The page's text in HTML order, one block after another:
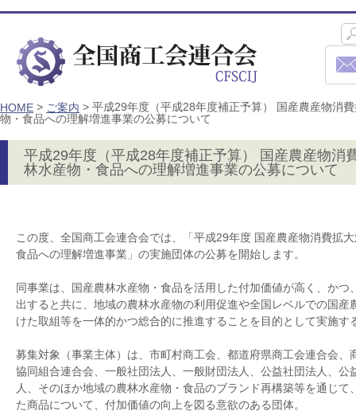
HOME > ご案内 > 平成29年度（平成28年度補正予算） 国産農産物消
物・食品への理解増進事業の公募について
平成29年度（平成28年度補正予算） 国産農産物消
林水産物・食品への理解増進事業の公募について
この度、全国商工会連合会では、「平成29年度 国産農産物消費拡
食品への理解増進事業」の実施団体の公募を開始します。
同事業は、国産農林水産物・食品を活用した付加価値が高く、か
出すると共に、地域の農林水産物の利用促進や全国レベルでの国
けた取組等を一体的かつ総合的に推進することを目的として実施す
募集対象（事業主体）は、市町村商工会、都道府県商工会連合会、
協同組合連合会、一般社団法人、一般財団法人、公益社団法人、公
人、そのほか地域の農林水産物・食品のブランド再構築等を通じ
た商品について、付加価値の向上を図る意欲のある団体。